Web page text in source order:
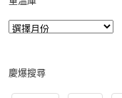
慶爆搜尋